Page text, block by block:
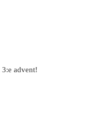
3:e advent!